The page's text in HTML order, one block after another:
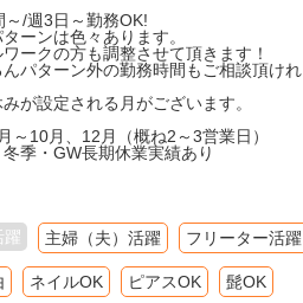
～/週3日～勤務OK!
ーンは色々あります。
ークの方も調整させて頂きます！
パターン外の勤務時間もご相談頂けれ
が設定される月がございます。
～10月、12月（概ね2～3営業日）
季・GW長期休業実績あり
躍 主婦（夫）活躍 フリーター活躍
ネイルOK ピアスOK 髭OK